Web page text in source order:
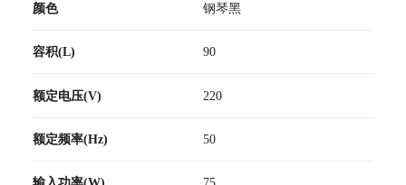
颜色 钢琴黑
容积(L) 90
额定电压(V) 220
额定频率(Hz) 50